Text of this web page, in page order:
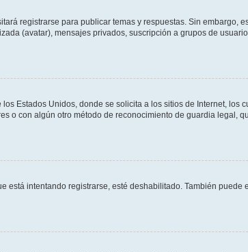
registrarse para publicar temas y respuestas. Sin embargo,
(avatar), mensajes privados, suscripción a grupos de
Estados Unidos, donde se solicita a los sitios de Internet, los
o con algún otro método de reconocimiento de guardia legal,
intentando registrarse, esté deshabilitado. También puede